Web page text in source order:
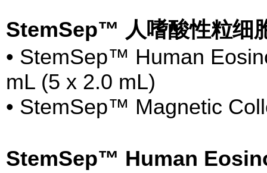
StemSep™ 人嗜酸性粒细
• StemSep™ Human
mL (5 x 2.0 mL)
• StemSep™ Magnetic
StemSep™ Human